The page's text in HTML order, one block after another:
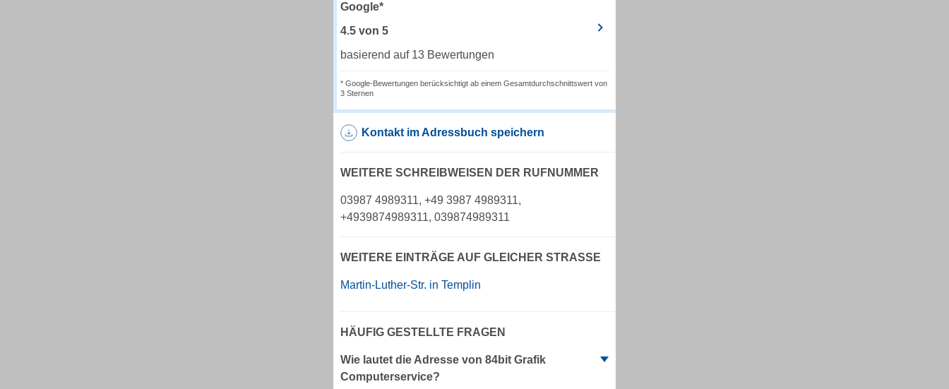
Google*
4.5 von 5
basierend auf 13 Bewertungen
* Google-Bewertungen berücksichtigt ab einem Gesamtdurchschnittswert von
3 Sternen
Kontakt im Adressbuch speichern
WEITERE SCHREIBWEISEN DER RUFNUMMER
03987 4989311, +49 3987 4989311,
+4939874989311, 039874989311
WEITERE EINTRÄGE AUF GLEICHER STRASSE
Martin-Luther-Str. in Templin
HÄUFIG GESTELLTE FRAGEN
Wie lautet die Adresse von 84bit Grafik
Computerservice?